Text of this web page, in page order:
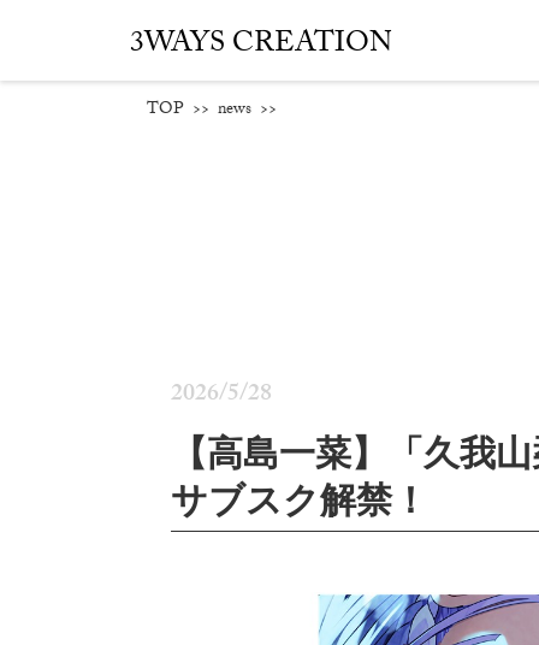
3WAYS CREATION
TOP >> news >>
2026/5/28
【高島一菜】「久我
サブスク解禁！